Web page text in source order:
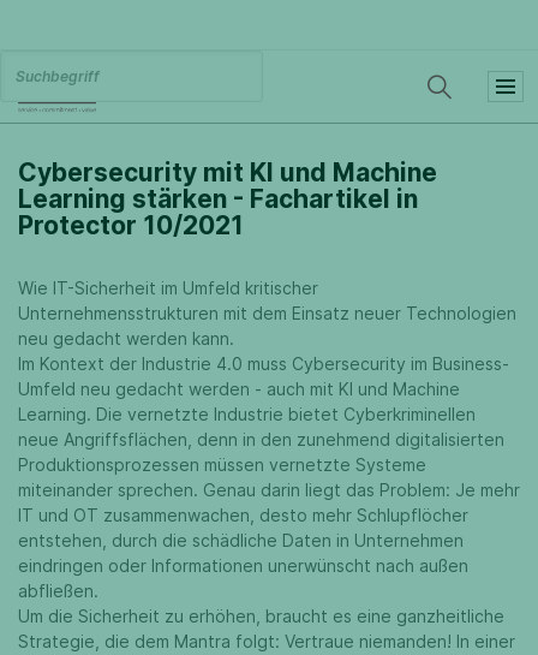
Cybersecurity mit KI und Machine
Learning stärken - Fachartikel in
Protector 10/2021
Wie IT-Sicherheit im Umfeld kritischer
Unternehmensstrukturen mit dem Einsatz neuer Technologien
neu gedacht werden kann.
Im Kontext der Industrie 4.0 muss Cybersecurity im Business-
Umfeld neu gedacht werden - auch mit KI und Machine
Learning. Die vernetzte Industrie bietet Cyberkriminellen
neue Angriffsflächen, denn in den zunehmend digitalisierten
Produktionsprozessen müssen vernetzte Systeme
miteinander sprechen. Genau darin liegt das Problem: Je mehr
IT und OT zusammenwachen, desto mehr Schlupflöcher
entstehen, durch die schädliche Daten in Unternehmen
eindringen oder Informationen unerwünscht nach außen
abfließen.
Um die Sicherheit zu erhöhen, braucht es eine ganzheitliche
Strategie, die dem Mantra folgt: Vertraue niemanden! In einer